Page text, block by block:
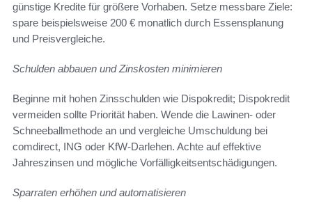
günstige Kredite für größere Vorhaben. Setze messbare Ziele:
spare beispielsweise 200 € monatlich durch Essensplanung
und Preisvergleiche.
Schulden abbauen und Zinskosten minimieren
Beginne mit hohen Zinsschulden wie Dispokredit; Dispokredit
vermeiden sollte Priorität haben. Wende die Lawinen- oder
Schneeballmethode an und vergleiche Umschuldung bei
comdirect, ING oder KfW-Darlehen. Achte auf effektive
Jahreszinsen und mögliche Vorfälligkeitsentschädigungen.
Sparraten erhöhen und automatisieren